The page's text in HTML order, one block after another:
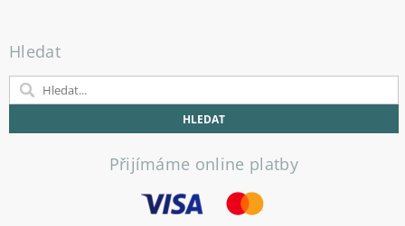
Hledat
Přijímáme online platby